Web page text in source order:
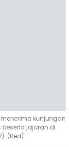
kunjungan
beserta jajaran di
(Red)